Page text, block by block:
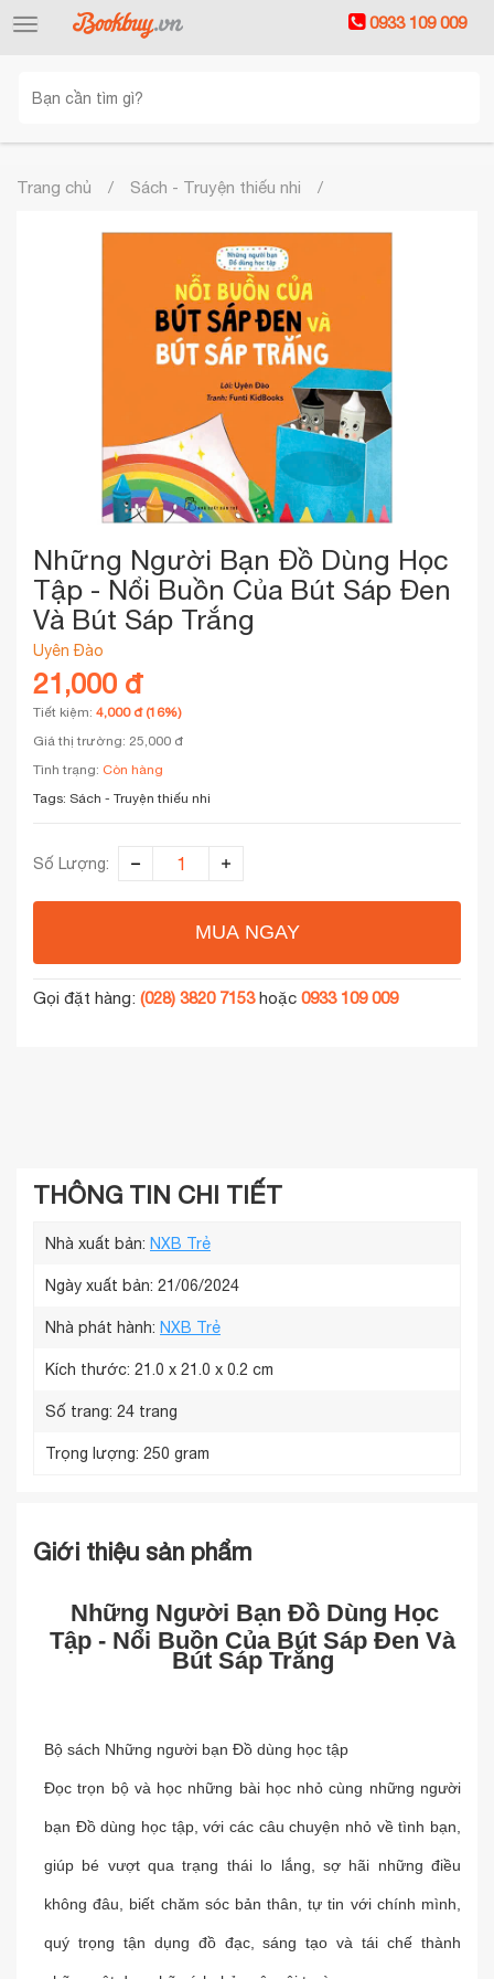
Toggle
0933 109 009
Trang chủ Sách - Truyện thiếu nhi
Những Người Bạn Đồ Dùng Học
Tập - Nổi Buồn Của Bút Sáp Đen
Và Bút Sáp Trắng
Uyên Đào
21,000 đ
Tiết kiệm: 4,000 đ (16%)
Giá thị trường: 25,000 đ
Tình trạng: Còn hàng
Tags: Sách - Truyện thiếu nhi
Số Lượng:
MUA NGAY
Gọi đặt hàng: (028) 3820 7153hoặc 0933 109 009
THÔNG TIN CHI TIẾT
Nhà xuất bản: NXB Trẻ
Ngày xuất bản: 21/06/2024
Nhà phát hành: NXB Trẻ
Kích thước: 21.0 x 21.0 x 0.2 cm
Số trang: 24 trang
Trọng lượng: 250 gram
Giới thiệu sản phẩm
Những Người Bạn Đồ Dùng Học
Tập - Nổi Buồn Của Bút Sáp Đen Và
Bút Sáp Trắng
Bộ sách Những người bạn Đồ dùng học tập
Đọc trọn bộ và học những bài học nhỏ cùng những người
bạn Đồ dùng học tập, với các câu chuyện nhỏ về tình bạn,
giúp bé vượt qua trạng thái lo lắng, sợ hãi những điều
không đâu, biết chăm sóc bản thân, tự tin với chính mình,
quý trọng tận dụng đồ đạc, sáng tạo và tái chế thành